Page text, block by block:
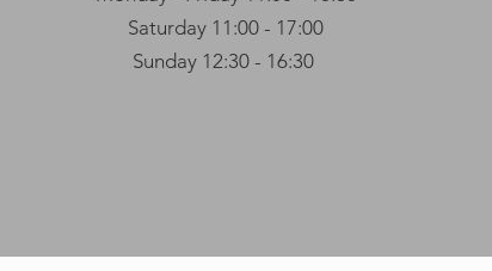
Saturday 11:00 - 17:00
Sunday 12:30 - 16:30